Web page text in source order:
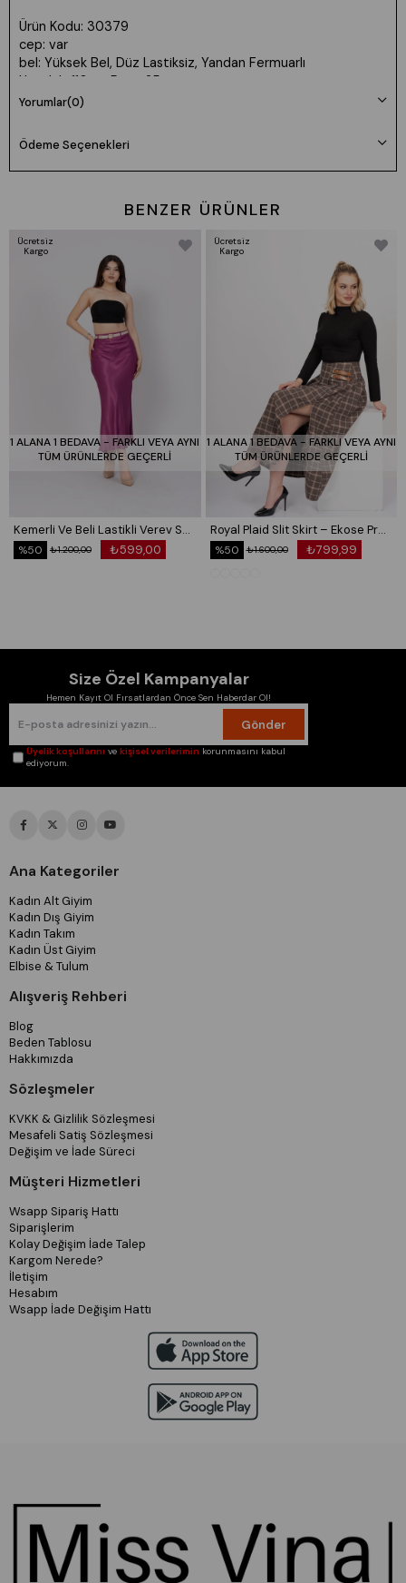
Ürün Kodu: 30379
cep: var
bel: Yüksek Bel, Düz Lastiksiz, Yandan Fermuarlı
Uzunluk: 110cm Paça 25cm
Kumaş: Dokuma viskon likra
Manken 36 Beden Boy: 165 cm Kilo: 55
Beden seçimi vücut tipine göre değişiklik gösterebilir.
Yorumlar(0)
Ödeme Seçenekleri
BENZER ÜRÜNLER
1 ALANA 1 BEDAVA - FARKLI VEYA AYNI
TÜM ÜRÜNLERDE GEÇERLİ
Kemerli Ve Beli Lastikli Verev Saten Etek 6791
₺599,00
₺1.200,00
%50
Ücretsiz
Kargo
1 ALANA 1 BEDAVA - FARKLI VEYA AYNI
TÜM ÜRÜNLERDE GEÇERLİ
Royal Plaid Slit Skirt – Ekose Premium Maxi Etek 6831
₺799,99
₺1.600,00
%50
Ücretsiz
Kargo
Size Özel Kampanyalar
Hemen Kayıt Ol Fırsatlardan Önce Sen Haberdar Ol!
Gönder
Üyelik koşullarını vekişisel verilerimin korunmasını kabul
ediyorum.
Ana Kategoriler
Kadın Alt Giyim
Kadın Dış Giyim
Kadın Takım
Kadın Üst Giyim
Elbise & Tulum
Alışveriş Rehberi
Blog
Beden Tablosu
Hakkımızda
Sözleşmeler
KVKK & Gizlilik Sözleşmesi
Mesafeli Satiş Sözleşmesi
Değişim ve İade Süreci
Müşteri Hizmetleri
Wsapp Sipariş Hattı
Siparişlerim
Kolay Değişim İade Talep
Kargom Nerede?
İletişim
Hesabım
Wsapp İade Değişim Hattı